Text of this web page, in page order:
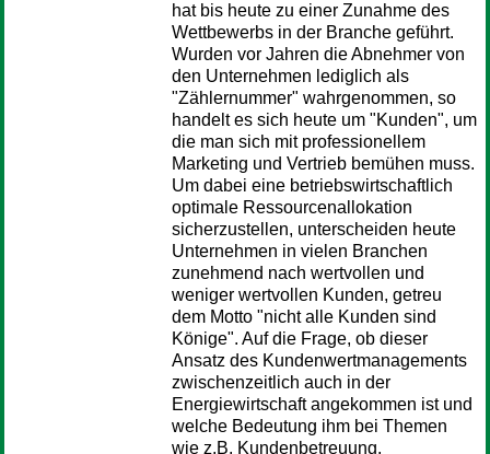
hat bis heute zu einer Zunahme des
Wettbewerbs in der Branche geführt.
Wurden vor Jahren die Abnehmer von
den Unternehmen lediglich als
"Zählernummer" wahrgenommen, so
handelt es sich heute um "Kunden", um
die man sich mit professionellem
Marketing und Vertrieb bemühen muss.
Um dabei eine betriebswirtschaftlich
optimale Ressourcenallokation
sicherzustellen, unterscheiden heute
Unternehmen in vielen Branchen
zunehmend nach wertvollen und
weniger wertvollen Kunden, getreu
dem Motto "nicht alle Kunden sind
Könige". Auf die Frage, ob dieser
Ansatz des Kundenwertmanagements
zwischenzeitlich auch in der
Energiewirtschaft angekommen ist und
welche Bedeutung ihm bei Themen
wie z.B. Kundenbetreuung,